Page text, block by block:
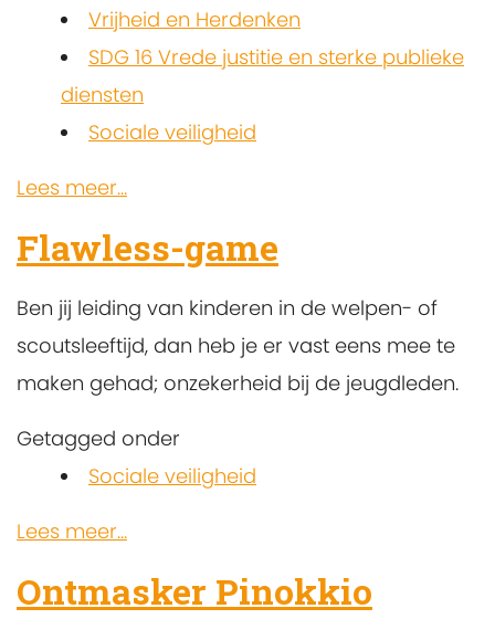
Vrijheid en Herdenken
SDG 16 Vrede justitie en sterke publieke
diensten
Sociale veiligheid
Lees meer...
Flawless-game
Ben jij leiding van kinderen in de welpen- of
scoutsleeftijd, dan heb je er vast eens mee te
maken gehad; onzekerheid bij de jeugdleden.
Getagged onder
Sociale veiligheid
Lees meer...
Ontmasker Pinokkio